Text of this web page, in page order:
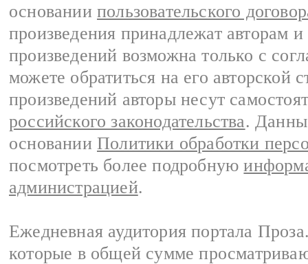
основании пользовательского
произведения принадлежат авторам
произведений возможна только с
можете обратиться на его авторской
произведений авторы несут
российского законодательства.
основании Политики обработки
посмотреть более подробную
администрацией.
Ежедневная аудитория портала
которые в общей сумме